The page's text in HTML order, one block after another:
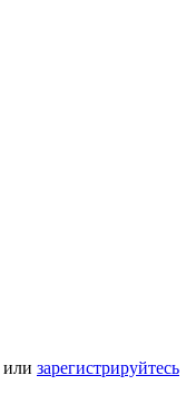
или зарегистрируйтесь